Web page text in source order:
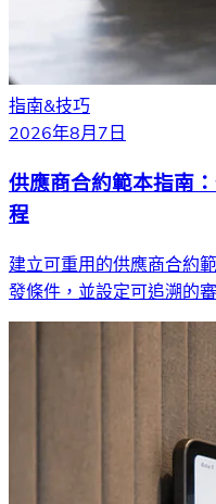
指南&技巧
2026年8月7日
供應商合約範本指南
程
建立可重用的供應商合約
發條件，並設定可追溯的